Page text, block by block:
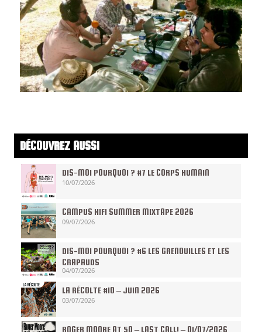
DÉCOUVREZ AUSSI
DIS-MOI POURQUOI ? #7 LE CORPS HUMAIN
10/07/2026
CAMPUS HIFI SUMMER MIXTAPE 2026
09/07/2026
DIS-MOI POURQUOI ? #6 LES GRENOUILLES ET LES
CRAPAUDS
04/07/2026
LA RÉCOLTE #10 – JUIN 2026
03/07/2026
ROGER MOORE AT 50 – LAST CALL! – 01/07/2026